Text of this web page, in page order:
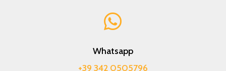

Whatsapp
+39 342 0505796